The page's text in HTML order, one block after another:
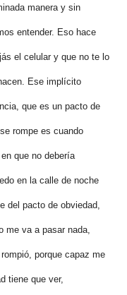
manera y sin
entender. Eso hace
el celular y que no te lo
Ese implícito
que es un pacto de
rompe es cuando
que no debería
en la calle de noche
del pacto de obviedad,
me va a pasar nada,
porque capaz me
tiene que ver,